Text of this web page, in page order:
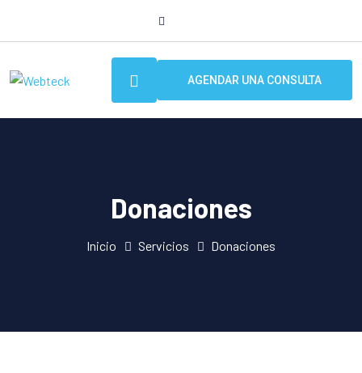
AGENDAR UNA CONSULTA
Donaciones
Inicio Servicios Donaciones